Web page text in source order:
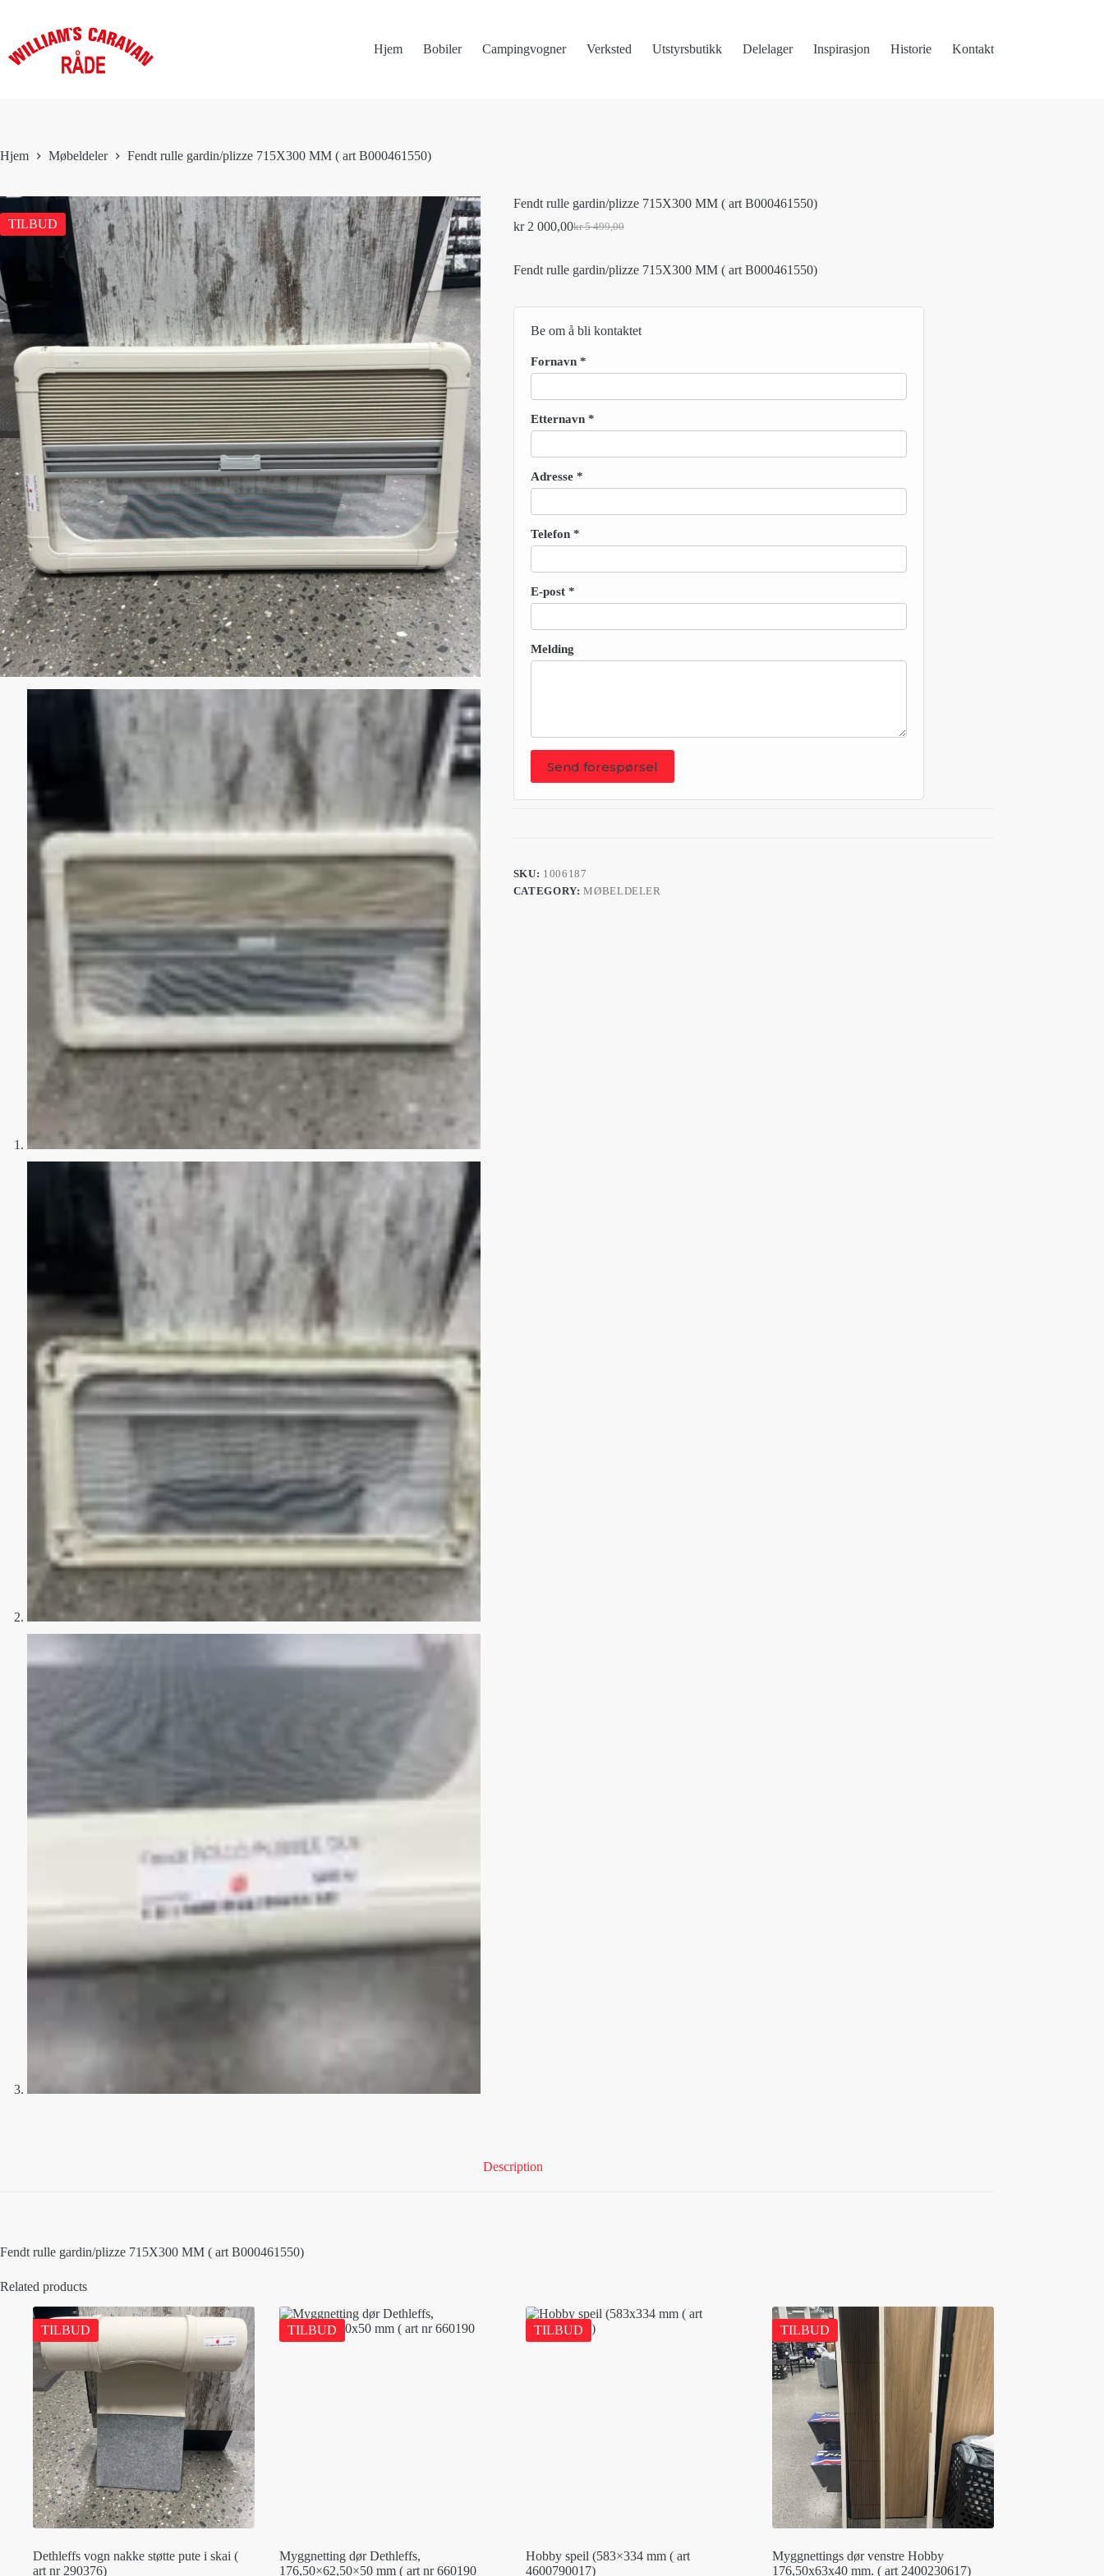
innholdet
Hjem
Bobiler Campingvogner Verksted Utstyrsbutikk Delelager Inspirasjon Historie Kontakt
Hjem Møbeldeler Fendt rulle gardin/plizze 715X300 MM ( art B000461550)
TILBUD
Fendt rulle gardin/plizze 715X300 MM ( art B000461550)
kr5 499,00
Original
kr 5
kr2 000,00Current
kr 2
Fendt rulle gardin/plizze 715X300 MM ( art B000461550)
Be om å bli kontaktet
Fornavn *
Etternavn *
Adresse *
Telefon *
E-post *
Melding
Send forespørsel
SKU: 1006187
CATEGORY:MØBELDELER
Description
Fendt rulle gardin/plizze 715X300 MM ( art B000461550)
Related products
TILBUD
Dethleffs vogn nakke støtte pute i skai (
art nr 290376)
TILBUD
Myggnetting dør Dethleffs,
176,50×62,50×50 mm ( art nr 660190
TILBUD
Hobby speil (583×334 mm ( art
4600790017)
TILBUD
Myggnettings dør venstre Hobby
176,50x63x40 mm. ( art 2400230617)